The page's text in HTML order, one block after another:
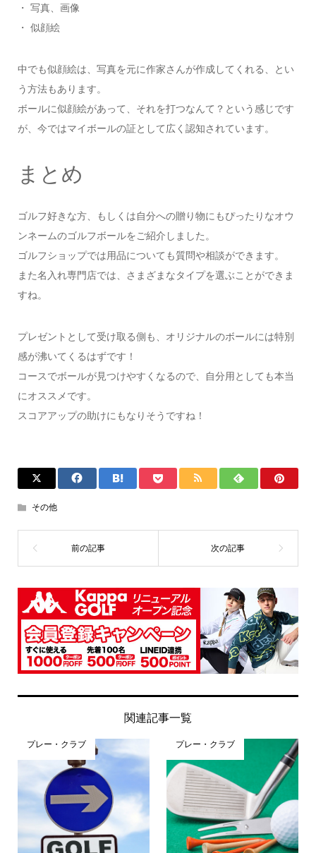
・ 写真、画像
・ 似顔絵
中でも似顔絵は、写真を元に作家さんが作成してくれる、とい
う方法もあります。
ボールに似顔絵があって、それを打つなんて？という感じです
が、今ではマイボールの証として広く認知されています。
まとめ
ゴルフ好きな方、もしくは自分への贈り物にもぴったりなオウ
ンネームのゴルフボールをご紹介しました。
ゴルフショップでは用品についても質問や相談ができます。
また名入れ専門店では、さまざまなタイプを選ぶことができま
すね。
プレゼントとして受け取る側も、オリジナルのボールには特別
感が沸いてくるはずです！
コースでボールが見つけやすくなるので、自分用としても本当
にオススメです。
スコアアップの助けにもなりそうですね！
その他
関連記事一覧
プレー・クラブ プレー・クラブ